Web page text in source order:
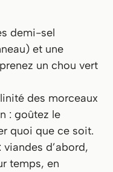
demi-sel
et une
un chou vert
des morceaux
: goûtez le
quoi que ce soit.
d’abord,
temps, en